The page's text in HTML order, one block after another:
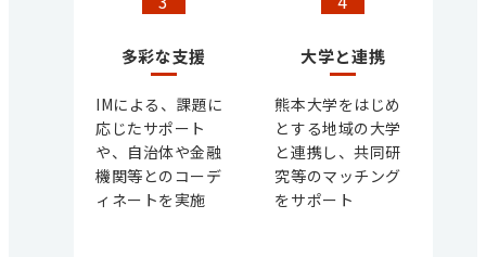
多彩な支援
IMによる、課題に
応じたサポート
や、自治体や金融
機関等とのコーデ
ィネートを実施
大学と連携
熊本大学をはじめ
とする地域の大学
と連携し、共同研
究等のマッチング
をサポート